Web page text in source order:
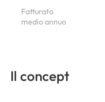
Fatturato
medio annuo
Il concept